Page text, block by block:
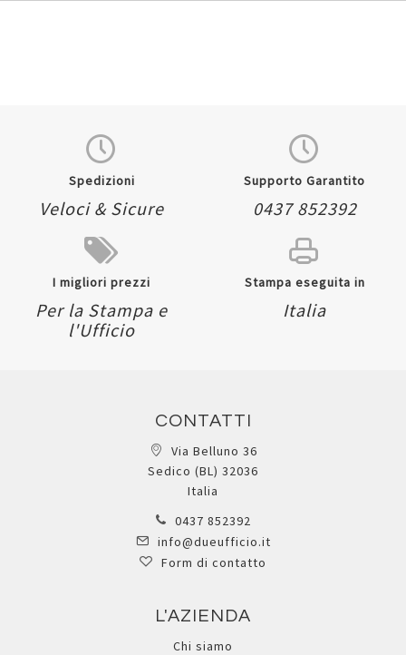
Spedizioni
Veloci & Sicure
Supporto Garantito
0437 852392
I migliori prezzi
Per la Stampa e
l'Ufficio
Stampa eseguita in
Italia
CONTATTI
Via Belluno 36
Sedico (BL) 32036
Italia
0437 852392
info@dueufficio.it
Form di contatto
L'AZIENDA
Chi siamo